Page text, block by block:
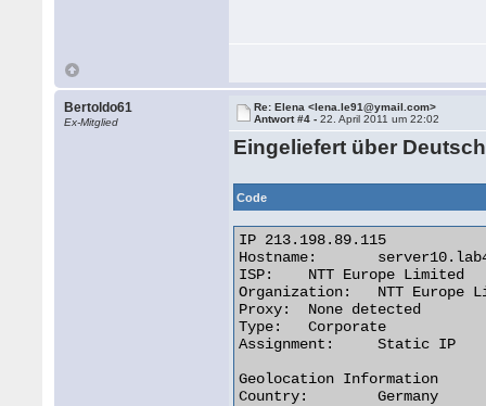
Bertoldo61
Ex-Mitglied
Re: Elena <lena.le91@ymail.com>
Antwort #4 -22. April 2011 um 22:02
Eingeliefert über
Code
IP 213.198.89.115
Hostname:	server10.lab4it.net
ISP:	NTT Europe Limited
Organization:	NTT Europe Limited
Proxy:	None detected
Type:	Corporate
Assignment:	Static IP
Geolocation Information
Country:	Germany